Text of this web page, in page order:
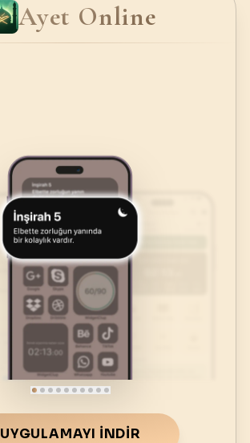
Ayet Online
UYGULAMAYI İNDIR